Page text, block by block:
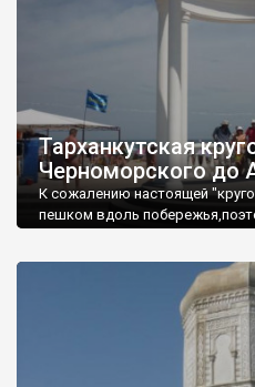
Тарханкутская
Черноморского до
К сожалению настоящей
пешком вдоль